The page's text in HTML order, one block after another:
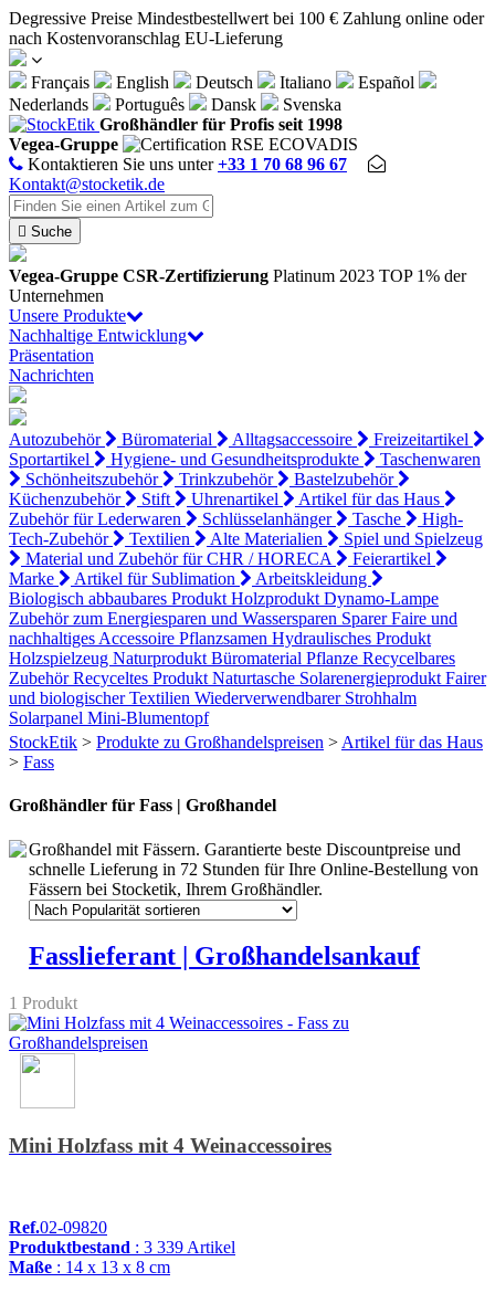
Degressive Preise Mindestbestellwert bei 100 € Zahlung online oder
nach Kostenvoranschlag EU-Lieferung
Français English Deutsch Italiano
Español
Nederlands
Português Dansk
Svenska
Großhändler für Profis seit 1998
Vegea-Gruppe
Kontaktieren Sie uns unter +33 1 70 68 96 67
Kontakt@stocketik.de
 Suche
Vegea-Gruppe CSR-Zertifizierung Platinum 2023 TOP 1% der
Unternehmen
Unsere Produkte
Nachhaltige Entwicklung
Präsentation
Nachrichten
Autozubehör Büromaterial Alltagsaccessoire
Freizeitartikel
Sportartikel
Hygiene- und Gesundheitsprodukte
Taschenwaren
Schönheitszubehör
Trinkzubehör
Bastelzubehör
Küchenzubehör
Stift Uhrenartikel
Artikel für das Haus
Zubehör für Lederwaren
Schlüsselanhänger Tasche
High-
Tech-Zubehör
Textilien Alte Materialien
Spiel und Spielzeug
Material und Zubehör für CHR / HORECA
Feierartikel
Marke
Artikel für Sublimation
Arbeitskleidung
Biologisch abbaubares Produkt Holzprodukt Dynamo-Lampe
Zubehör zum Energiesparen und Wassersparen SparerFaire und
nachhaltiges Accessoire Pflanzsamen Hydraulisches Produkt
Holzspielzeug Naturprodukt Büromaterial Pflanze Recycelbares
ZubehörRecyceltes Produkt Naturtasche Solarenergieprodukt Fairer
und biologischer Textilien Wiederverwendbarer Strohhalm
Solarpanel Mini-Blumentopf
StockEtik > Produkte zu Großhandelspreisen > Artikel für das Haus
> Fass
Großhändler für Fass | Großhandel
Großhandel mit Fässern. Garantierte beste Discountpreise und
schnelle Lieferung in 72 Stunden für Ihre Online-Bestellung von
Fässern bei Stocketik, Ihrem Großhändler.
Fasslieferant | Großhandelsankauf
1 Produkt
Mini Holzfass mit 4 Weinaccessoires
Ref.02-09820
Produktbestand : 3 339 Artikel
Maße : 14 x 13 x 8 cm
Cookie-Einstellungen